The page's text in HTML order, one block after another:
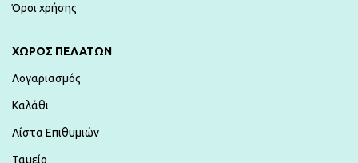
Όροι χρήσης
ΧΏΡΟΣ ΠΕΛΑΤΏΝ
Λογαριασμός
Καλάθι
Λίστα Επιθυμιών
Ταμείο